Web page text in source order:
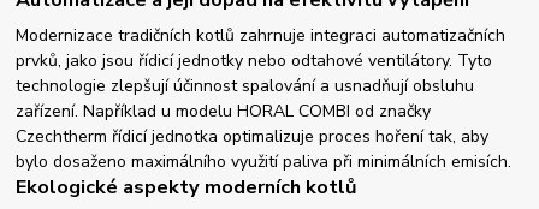
Modernizace tradičních kotlů zahrnuje integraci automatizačních
prvků, jako jsou řídicí jednotky nebo odtahové ventilátory. Tyto
technologie zlepšují účinnost spalování a usnadňují obsluhu
zařízení. Například u modelu HORAL COMBI od značky
Czechtherm řídicí jednotka optimalizuje proces hoření tak, aby
bylo dosaženo maximálního využití paliva při minimálních emisích.
Ekologické aspekty moderních kotlů